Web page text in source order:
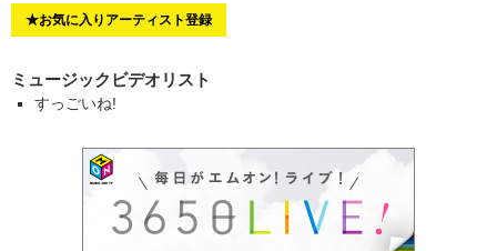
★お気に入りアーティスト登録
ミュージックビデオリスト
すっごいね!